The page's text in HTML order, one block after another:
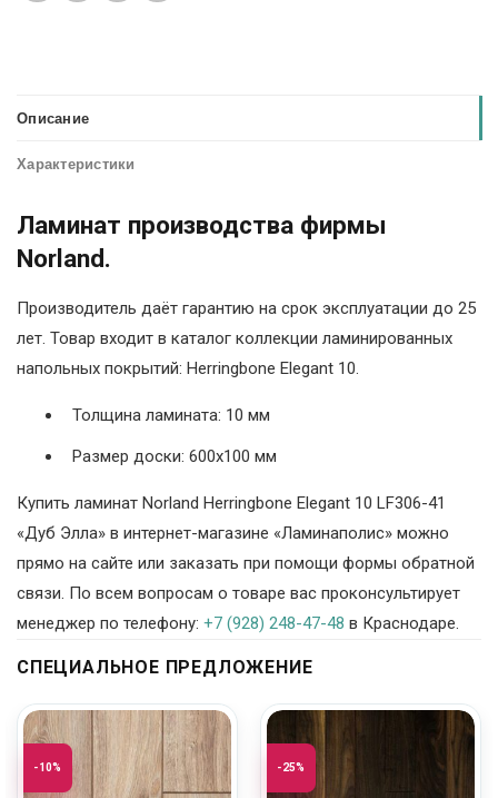
Описание
Характеристики
Ламинат производства фирмы
Norland.
Производитель даёт гарантию на срок эксплуатации до 25
лет. Товар входит в каталог коллекции ламинированных
напольных покрытий: Herringbone Elegant 10.
Толщина ламината: 10 мм
Размер доски: 600х100 мм
Купить ламинат Norland Herringbone Elegant 10 LF306-41
«Дуб Элла» в интернет-магазине «Ламинаполис» можно
прямо на сайте или заказать при помощи формы обратной
связи. По всем вопросам о товаре вас проконсультирует
менеджер по телефону: +7 (928) 248-47-48 в Краснодаре.
СПЕЦИАЛЬНОЕ ПРЕДЛОЖЕНИЕ
-10% -25%